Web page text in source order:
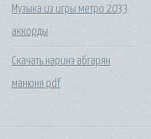
Музыка из игры метро 2033
аккорды
Скачать наринэ абгарян
манюня pdf